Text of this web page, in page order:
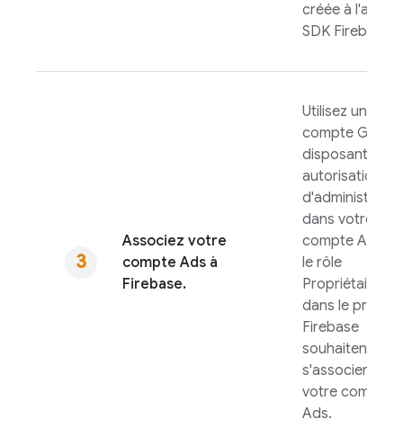
créée à l'aide
SDK Firebase.
Associez votre
compte Ads à
Firebase.
Utilisez un
compte
disposant des
autorisations
dans votre
compte Ads
le rôle
Propriétaire
dans le projet
Firebase
souhaitent
s'associer à
votre compte
Ads.